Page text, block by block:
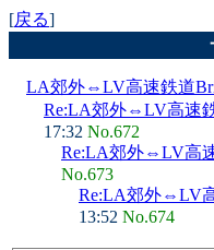
[戻る]
LA郊外⇔LV高速鉄道
Re:LA郊外⇔LV高速
17:32 No.672
Re:LA郊外⇔LV高
No.673
Re:LA郊外⇔LV
13:52 No.674